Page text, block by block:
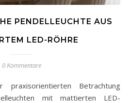
PENDELLEUCHTE AUS
LED-RÖHRE
0 Kommentare
mit mattierten LED-